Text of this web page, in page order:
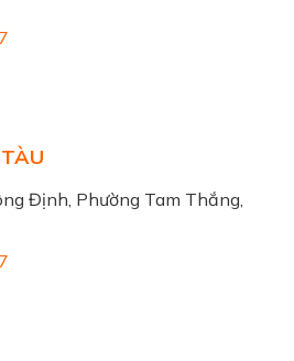
Định, Phường Tam Thắng,